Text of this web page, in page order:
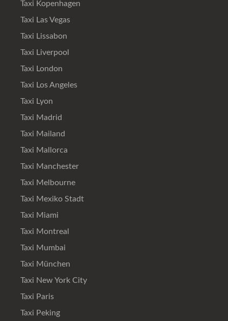
Taxi Kopenhagen
Taxi Las Vegas
Taxi Lissabon
Taxi Liverpool
Taxi London
Taxi Los Angeles
Taxi Lyon
Taxi Madrid
Taxi Mailand
Taxi Mallorca
Taxi Manchester
Taxi Melbourne
Taxi Mexiko Stadt
Taxi Miami
Taxi Montreal
Taxi Mumbai
Taxi München
Taxi New York City
Taxi Paris
Taxi Peking